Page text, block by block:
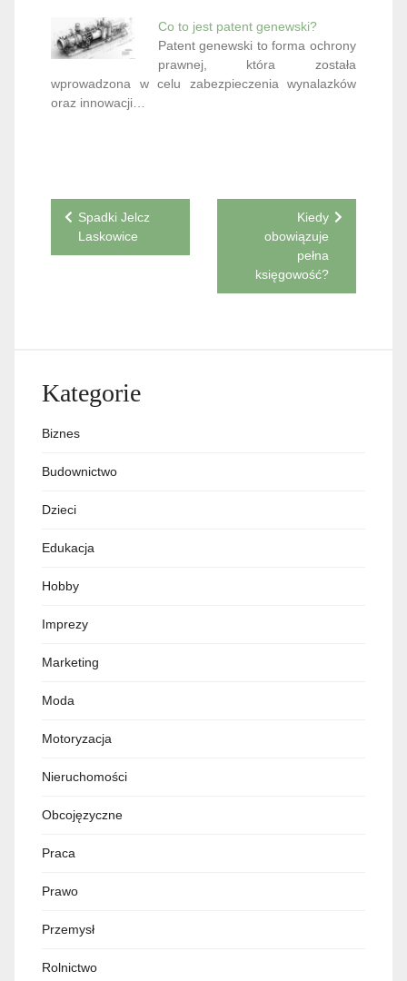
Co to jest patent genewski?
Patent genewski to forma ochrony
prawnej, która została
wprowadzona w celu zabezpieczenia wynalazków
oraz innowacji…
Nawigacja
wpisu
Spadki Jelcz
Laskowice
Kiedy
obowiązuje
pełna
księgowość?
Kategorie
Biznes
Budownictwo
Dzieci
Edukacja
Hobby
Imprezy
Marketing
Moda
Motoryzacja
Nieruchomości
Obcojęzyczne
Praca
Prawo
Przemysł
Rolnictwo